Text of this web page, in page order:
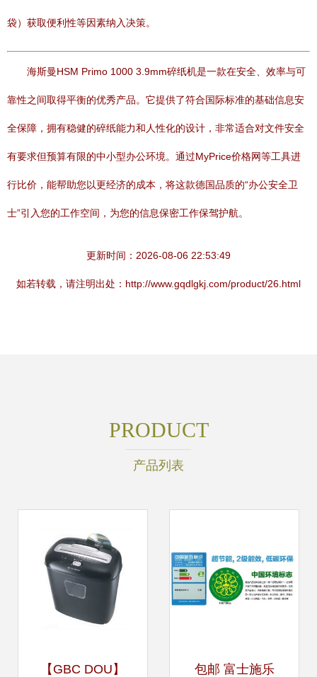
袋）获取便利性等因素纳入决策。
海斯曼HSM Primo 1000 3.9mm碎纸机是一款在安全、效率与可
靠性之间取得平衡的优秀产品。它提供了符合国际标准的基础信息安
全保障，拥有稳健的碎纸能力和人性化的设计，非常适合对文件安全
有要求但预算有限的中小型办公环境。通过MyPrice价格网等工具进
行比价，能帮助您以更经济的成本，将这款德国品质的“办公安全卫
士”引入您的工作空间，为您的信息保密工作保驾护航。
更新时间：2026-08-06 22:53:49
如若转载，请注明出处：http://www.gqdlgkj.com/product/26.html
PRODUCT
产品列表
【GBC DOU】 包邮 富士施乐